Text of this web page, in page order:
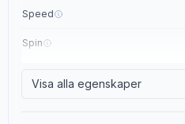
Speed
Spin
Visa alla egenskaper